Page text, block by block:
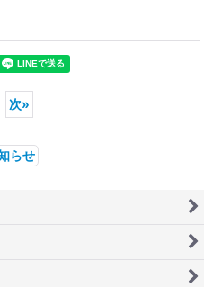
次»
らせ